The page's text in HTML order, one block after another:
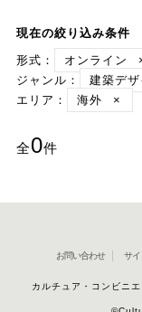
現在の絞り込み条件
形式：
オンライン
ジャンル：
建築デザ
エリア：
海外 ×
全0件
お問い合わせ サイ
カルチュア・コンビニ